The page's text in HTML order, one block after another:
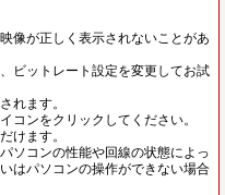
像が正しく表示されないことがあ
ビットレート設定を変更してお試
れます。
コンをクリックしてください。
けます。
ソコンの性能や回線の状態によっ
はパソコンの操作ができない場合